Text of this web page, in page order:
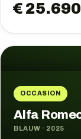
€ 25.690
OCCASION
Alfa
BLAUW · 2025